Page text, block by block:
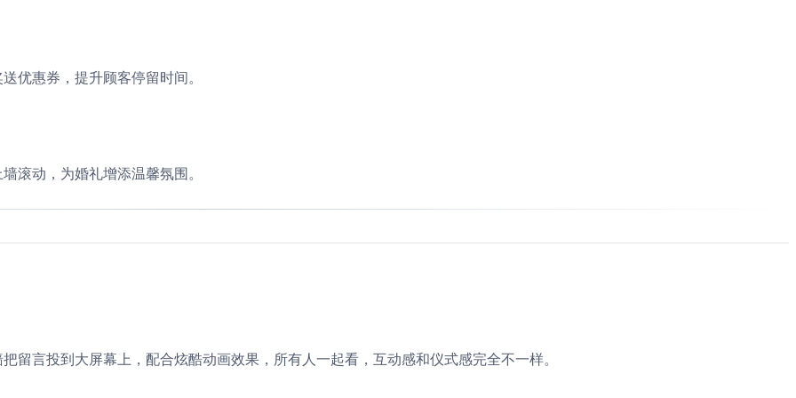
优惠券，提升顾客停留时间。
滚动，为婚礼增添温馨氛围。
留言投到大屏幕上，配合炫酷动画效果，所有人一起看，互动感和仪式感完全不一样。